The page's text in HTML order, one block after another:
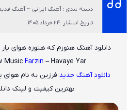
دسته بندی : آهنگ ایرانی ~ آهنگ
تاریخ انتشار :24 خرداد 1405
دانلود آهنگ هنوزم که هنوزه هوای یار
Music Farzin – Havaye Yar
دانلود آهنگ جدید فرزین به نامهوای
بهترین کیفیت و لینک